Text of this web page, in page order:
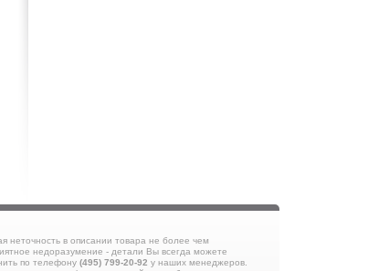
неточность в описании товара не более чем
недоразумение - детали Вы всегда можете
по телефону (495) 799-20-92 у наших менеджеров.